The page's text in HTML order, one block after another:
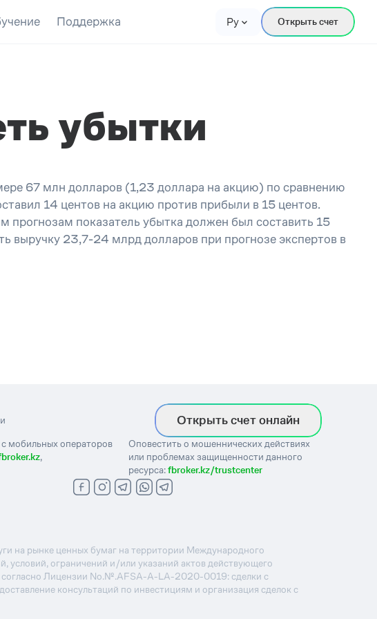
Поддержка Ру Открыть счет
убытки
67 млн долларов (1,23 доллара на акцию) по сравнению
14 центов на акцию против прибыли в 15 центов.
показатель убытка должен был составить 15
выручку 23,7-24 млрд долларов при прогнозе экспертов в
Открыть счет онлайн
мобильных операторов
,
Оповестить о мошеннических действиях
или проблемах защищенности данного
ресурса:fbroker.kz/trustcenter
на рынке ценных бумаг на территории Международного
ограничений и/или указаний актов действующего
согласно Лицензии No.№.AFSA-A-LA-2020-0019: сделки с
консультаций по инвестициям и организация сделок с